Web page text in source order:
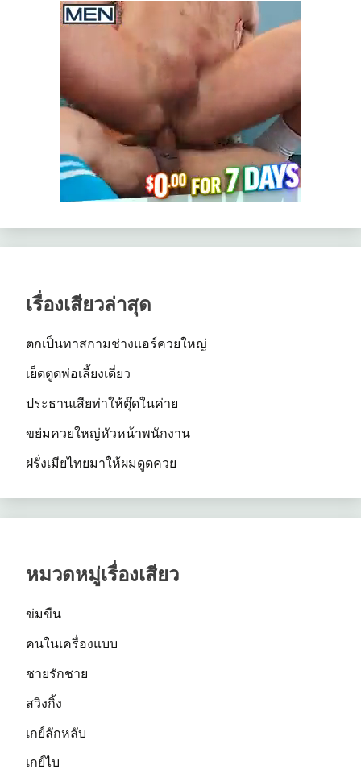
เรื่องเสียวล่าสุด
ตกเป็นทาสกามช่างแอร์ควยใหญ่
เย็ดตูดพ่อเลี้ยงเดี่ยว
ประธานเสียท่าให้ตุ๊ดในค่าย
ขย่มควยใหญ่หัวหน้าพนักงาน
ฝรั่งเมียไทยมาให้ผมดูดควย
หมวดหมู่เรื่องเสียว
ข่มขืน
คนในเครื่องแบบ
ชายรักชาย
สวิงกิ้ง
เกย์ลักหลับ
เกย์ไบ